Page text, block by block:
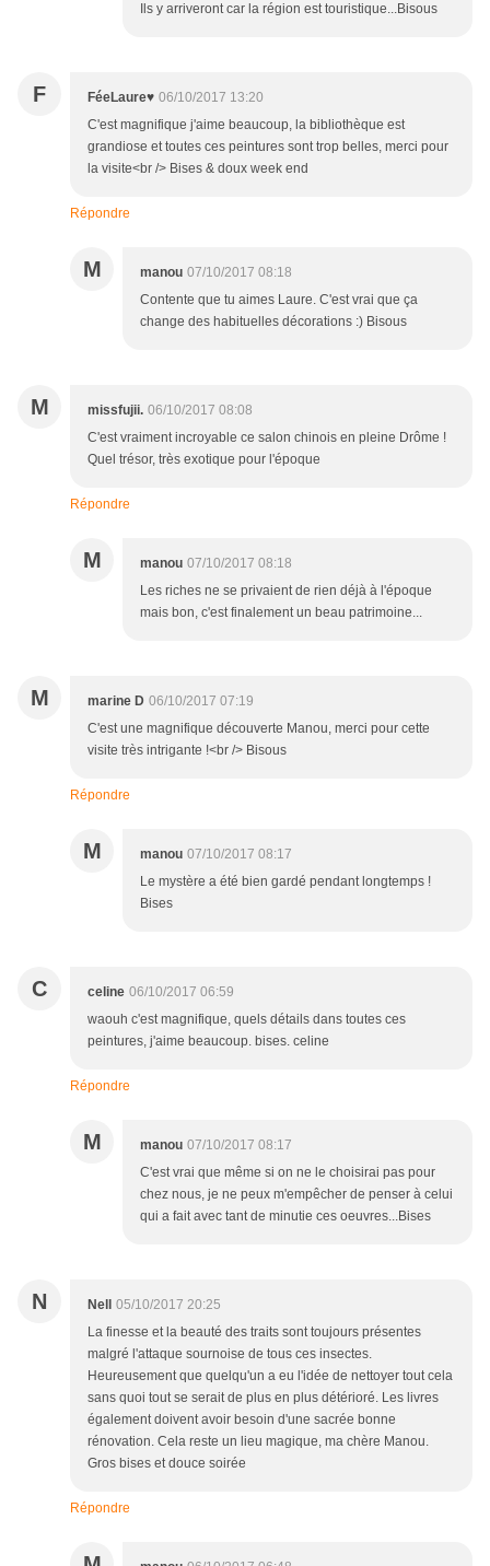
Ils y arriveront car la région est touristique...Bisous
F FéeLaure♥ 06/10/2017 13:20
C'est magnifique j'aime beaucoup, la bibliothèque est
grandiose et toutes ces peintures sont trop belles, merci pour
la visite<br /> Bises & doux week end
Répondre
M manou 07/10/2017 08:18
Contente que tu aimes Laure. C'est vrai que ça
change des habituelles décorations :) Bisous
M missfujii. 06/10/2017 08:08
C'est vraiment incroyable ce salon chinois en pleine Drôme !
Quel trésor, très exotique pour l'époque
Répondre
M manou 07/10/2017 08:18
Les riches ne se privaient de rien déjà à l'époque
mais bon, c'est finalement un beau patrimoine...
M marine D 06/10/2017 07:19
C'est une magnifique découverte Manou, merci pour cette
visite très intrigante !<br /> Bisous
Répondre
M manou 07/10/2017 08:17
Le mystère a été bien gardé pendant longtemps !
Bises
C celine 06/10/2017 06:59
waouh c'est magnifique, quels détails dans toutes ces
peintures, j'aime beaucoup. bises. celine
Répondre
M manou 07/10/2017 08:17
C'est vrai que même si on ne le choisirai pas pour
chez nous, je ne peux m'empêcher de penser à celui
qui a fait avec tant de minutie ces oeuvres...Bises
N Nell
05/10/2017 20:25
La finesse et la beauté des traits sont toujours présentes
malgré l'attaque sournoise de tous ces insectes.
Heureusement que quelqu'un a eu l'idée de nettoyer tout cela
sans quoi tout se serait de plus en plus détérioré. Les livres
également doivent avoir besoin d'une sacrée bonne
rénovation. Cela reste un lieu magique, ma chère Manou.
Gros bises et douce soirée
Répondre